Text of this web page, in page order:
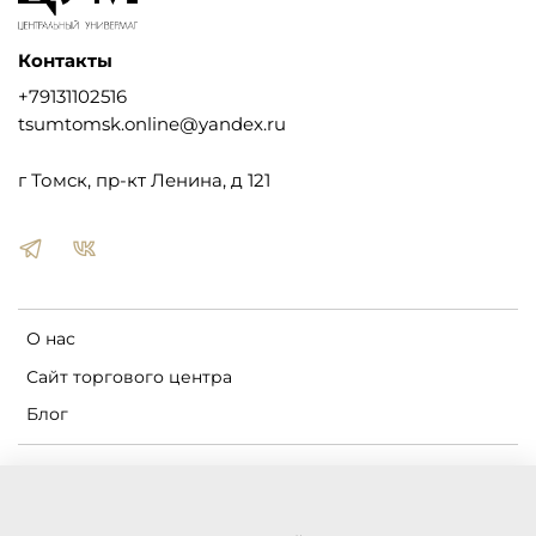
О нас
Сайт торгового центра
Блог
Контакты
+79131102516
tsumtomsk.online@yandex.ru
г Томск, пр-кт Ленина, д 121